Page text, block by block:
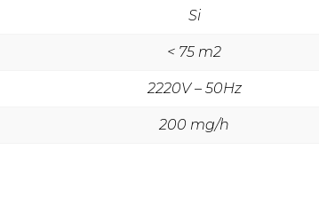
Si
< 75 m2
2220V – 50Hz
200 mg/h